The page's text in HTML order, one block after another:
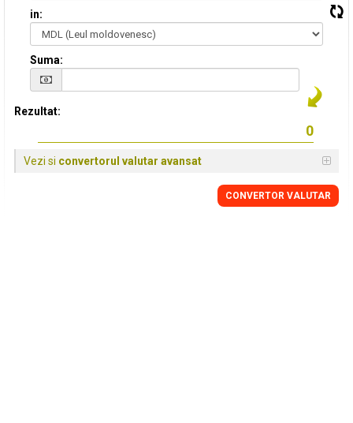
in:
Suma:
Rezultat:
Vezi si convertorul valutar avansat
CONVERTOR VALUTAR